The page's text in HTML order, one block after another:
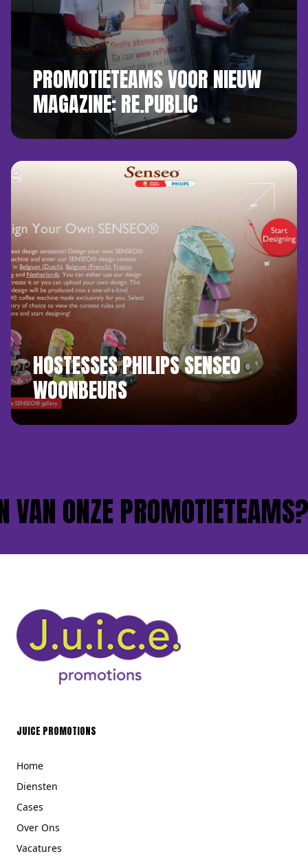
PROMOTIETEAMS VOOR NIEUW
MAGAZINE: RE.PUBLIC
HOSTESSES PHILIPS SENSEO
WOONBEURS
ONZE PROMOTIETEAMS?
JUICE PROMOTIONS
Home
Diensten
Cases
Over Ons
Vacatures